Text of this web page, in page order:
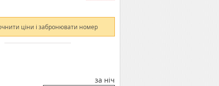
ціни і забронювати номер
за ніч